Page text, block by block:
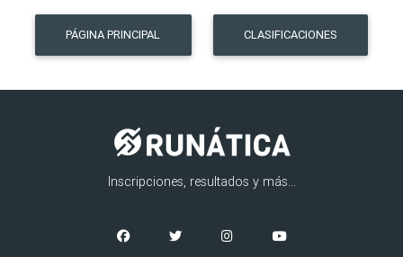
PÁGINA PRINCIPAL CLASIFICACIONES
Inscripciones, resultados y más...